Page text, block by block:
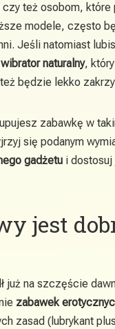
też osobom, które
modele, często
Jeśli natomiast
wibrator naturalny,
będzie lekko
zabawkę w
się podanym
gadżetu i
jest
już na szczęście
zabawek
zasad (lubrykant plus